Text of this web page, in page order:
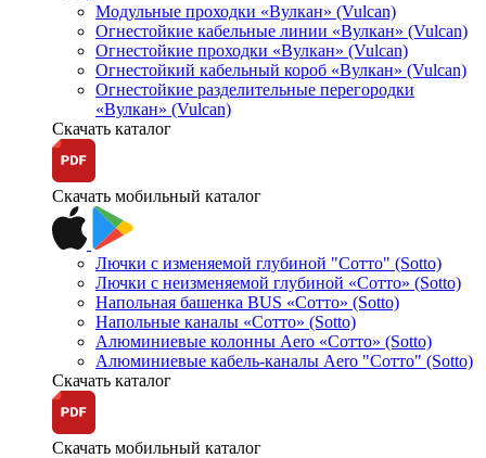
Модульные проходки «Вулкан» (Vulcan)
Огнестойкие кабельные линии «Вулкан» (Vulcan)
Огнестойкие проходки «Вулкан» (Vulcan)
Огнестойкий кабельный короб «Вулкан» (Vulcan)
Огнестойкие разделительные перегородки
«Вулкан» (Vulcan)
Скачать каталог
Скачать мобильный каталог
Лючки с изменяемой глубиной "Сотто" (Sotto)
Лючки с неизменяемой глубиной «Сотто» (Sotto)
Напольная башенка BUS «Сотто» (Sotto)
Напольные каналы «Сотто» (Sotto)
Алюминиевые колонны Aero «Сотто» (Sotto)
Алюминиевые кабель-каналы Aero "Сотто" (Sotto)
Скачать каталог
Скачать мобильный каталог